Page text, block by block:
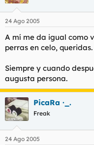
24 Ago 2005
A mí me da igual como
perras en celo, queridas.
Siempre y cuando
augusta persona.
PicaRa ·_.
Freak
24 Ago 2005